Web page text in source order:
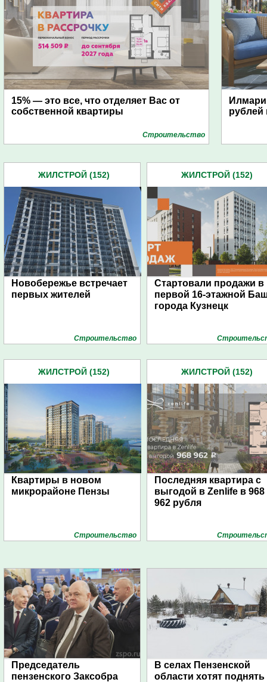
15% — это все, что отделяет Вас от
собственной квартиры
Строительство
рублей
ЖИЛСТРОЙ (152)
Новобережье встречает
первых жителей
Строительство
ЖИЛСТРОЙ (152)
Стартовали продажи в
первой 16-этажной
города Кузнецк
ЖИЛСТРОЙ (152)
Квартиры в новом
микрорайоне Пензы
Строительство
ЖИЛСТРОЙ (152)
Последняя квартира с
выгодой в Zenlife в 968
962 рубля
Председатель
пензенского Заксобра
В селах Пензенской
области хотят поднять